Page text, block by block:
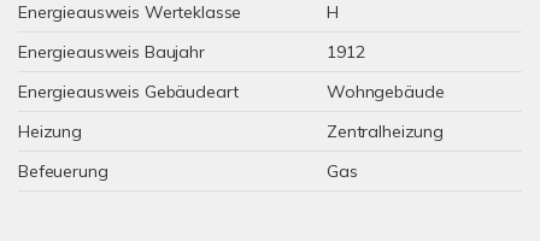
Energieausweis Werteklasse
H
Energieausweis Baujahr
1912
Energieausweis Gebäudeart
Wohngebäude
Heizung
Zentralheizung
Befeuerung
Gas